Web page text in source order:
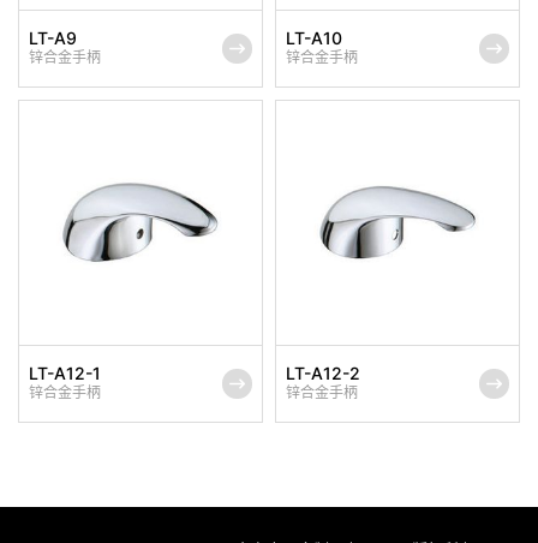
LT-A9
锌合金手柄
LT-A10
锌合金手柄
LT-A12-1
锌合金手柄
LT-A12-2
锌合金手柄